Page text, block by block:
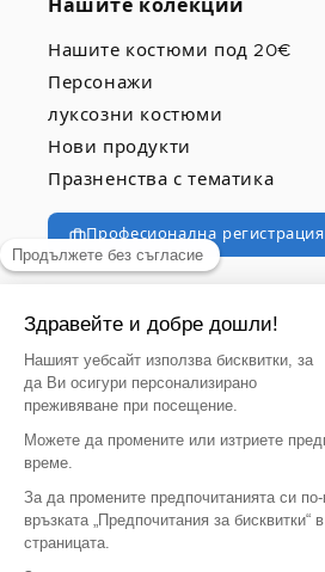
Нашите колекции
Нашите костюми под 20€
Персонажи
луксозни костюми
Нови продукти
Празненства с тематика
Професионална регистрация
© 2026, vegaoo